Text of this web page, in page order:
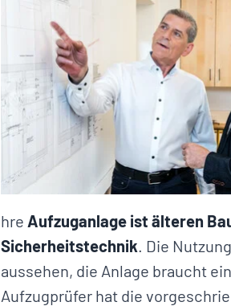
hre Aufzuganlage ist älteren
Sicherheitstechnik . Die
aussehen, die Anlage braucht
Aufzugprüfer hat die